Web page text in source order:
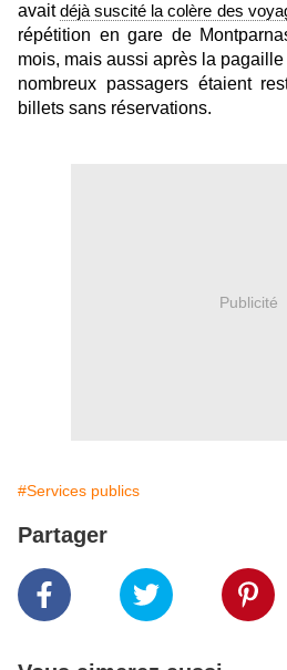
avaitdéjà suscité la colère des
répétition en gare de
mois, mais aussi après la
nombreux passagers étaient
billets sans réservations.
Publicité
#Services publics
Partager